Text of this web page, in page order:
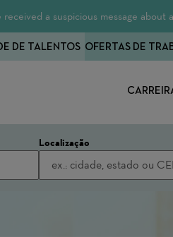
received a suspicious message
DE TALENTOS OFERTAS DE
Localização